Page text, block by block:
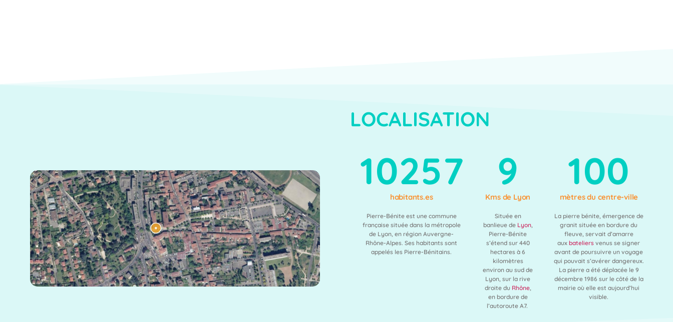
LOCALISATION
habitants.es
10257
Pierre-Bénite est une commune
française située dans la métropole
de Lyon, en région Auvergne-
Rhône-Alpes. Ses habitants sont
appelés les Pierre-Bénitains.
Kms de Lyon
9
Située en
banlieue de Lyon,
Pierre-Bénite
s’étend sur 440
hectares à 6
kilomètres
environ au sud de
Lyon, sur la rive
droite du Rhône,
en bordure de
l’autoroute A7.
mètres du centre-ville
100
La pierre bénite, émergence de
granit située en bordure du
fleuve, servait d’amarre
auxbateliers venus se signer
avant de poursuivre un voyage
qui pouvait s’avérer dangereux.
La pierre a été déplacée le 9
décembre 1986 sur le côté de la
mairie où elle est aujourd’hui
visible.